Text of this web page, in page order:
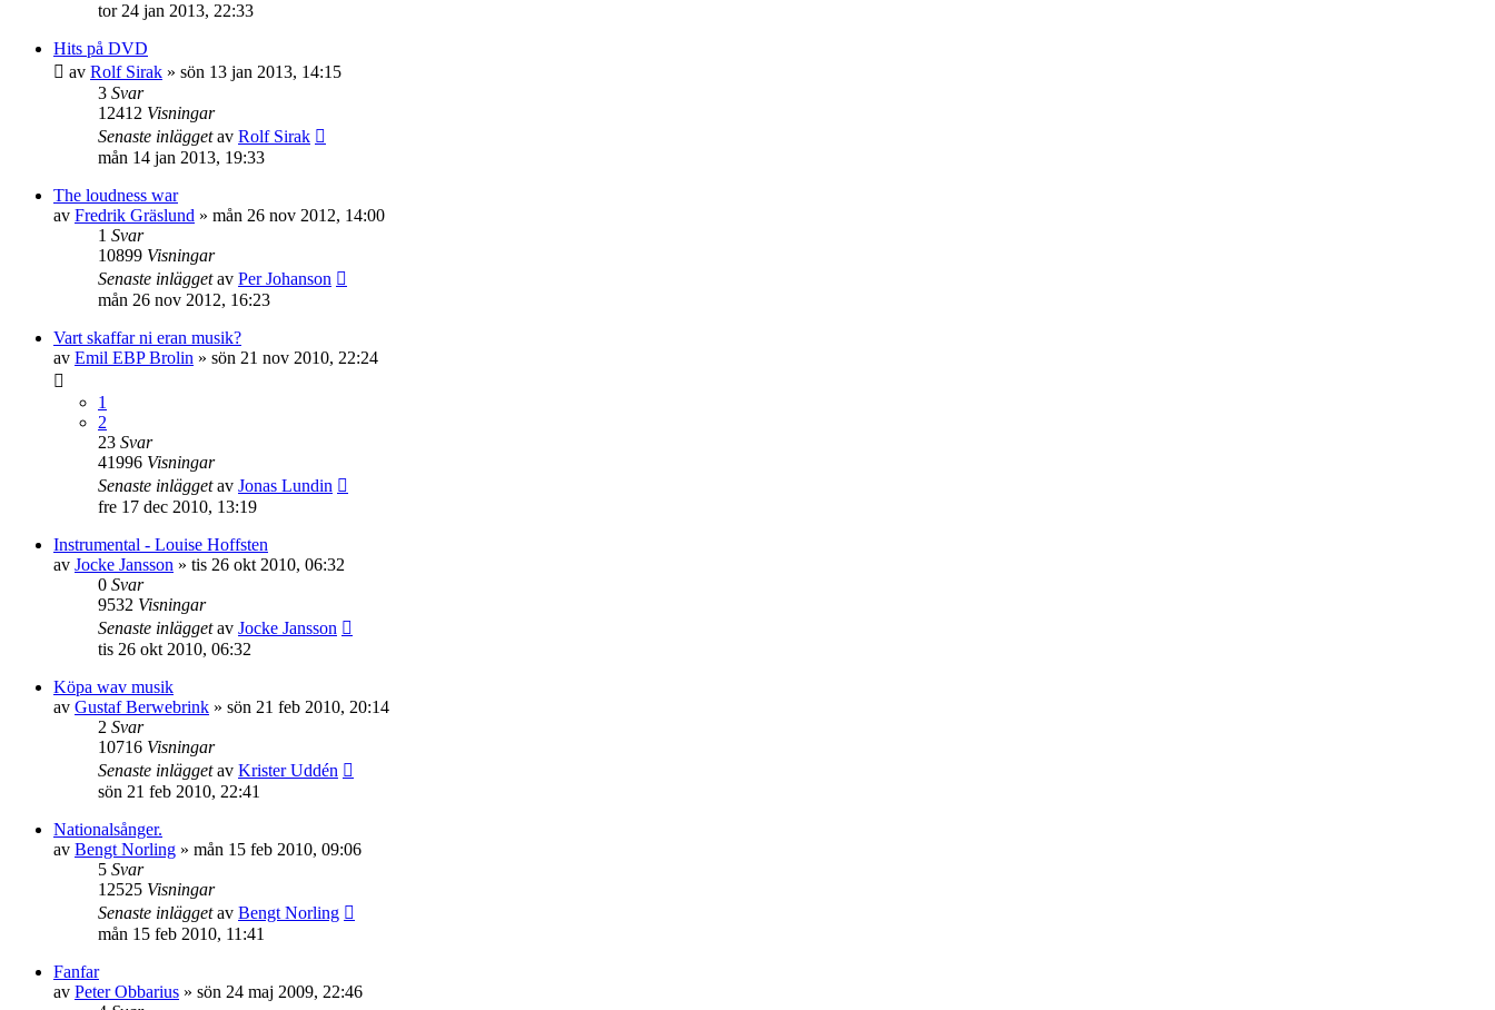
tor 24 jan 2013, 22:33
Hits på DVD
av Rolf Sirak » sön 13 jan 2013, 14:15
3 Svar
12412 Visningar
Senaste inläggetav Rolf Sirak
mån 14 jan 2013, 19:33
The loudness war
av Fredrik Gräslund » mån 26 nov 2012, 14:00
1 Svar
10899 Visningar
Senaste inläggetav Per Johanson
mån 26 nov 2012, 16:23
Vart skaffar ni eran musik?
av Emil EBP Brolin » sön 21 nov 2010, 22:24
1
2
23 Svar
41996 Visningar
Senaste inläggetav Jonas Lundin
fre 17 dec 2010, 13:19
Instrumental - Louise Hoffsten
av Jocke Jansson » tis 26 okt 2010, 06:32
0 Svar
9532 Visningar
Senaste inläggetav Jocke Jansson
tis 26 okt 2010, 06:32
Köpa wav musik
av Gustaf Berwebrink » sön 21 feb 2010, 20:14
2 Svar
10716 Visningar
Senaste inläggetav Krister Uddén
sön 21 feb 2010, 22:41
Nationalsånger.
av Bengt Norling » mån 15 feb 2010, 09:06
5 Svar
12525 Visningar
Senaste inläggetav Bengt Norling
mån 15 feb 2010, 11:41
Fanfar
av Peter Obbarius » sön 24 maj 2009, 22:46